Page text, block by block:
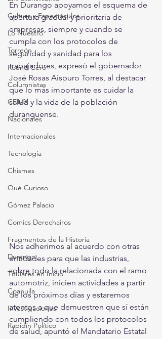
Cultura y Espectáculos
Lo Nuestro
Torreón
Round Cero
Columnistas
CDMX
Nacionales
Internacionales
Tecnología
Chismes
Qué Curioso
Gómez Palacio
Comics Derechairos
Fragmentos de la Historia
Durango
Titulares en Inicio
Coahuila
Investigaciones
Rapidín Político
En Durango apoyamos el esquema de
apertura gradual y prioritaria de
empresas, siempre y cuando se
cumpla con los protocolos de
seguridad y sanidad para los
trabajadores, expresó el gobernador
José Rosas Aispuro Torres, al destacar
que lo más importante es cuidar la
salud y la vida de la población
duranguense.
Nos adherimos al acuerdo con otras
entidades para que las industrias,
sobre todo la relacionada con el ramo
automotriz, inicien actividades a partir
de los próximos días y estaremos
atentos a que demuestren que sí están
cumpliendo con todos los protocolos
de salud, apuntó el Mandatario Estatal